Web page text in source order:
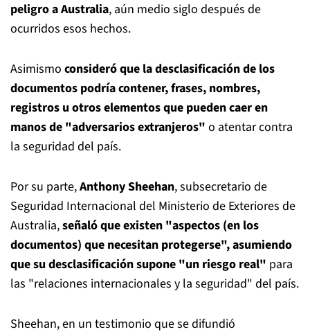
peligro a Australia, aún medio siglo después de
ocurridos esos hechos.
Asimismo consideró que la desclasificación de los
documentos podría contener, frases, nombres,
registros u otros elementos que pueden caer en
manos de "adversarios extranjeros" o atentar contra
la seguridad del país.
Por su parte,Anthony Sheehan, subsecretario de
Seguridad Internacional del Ministerio de Exteriores de
Australia,señaló que existen "aspectos (en los
documentos) que necesitan protegerse", asumiendo
que su desclasificación supone "un riesgo real" para
las "relaciones internacionales y la seguridad" del país.
Sheehan, en un testimonio que se difundió